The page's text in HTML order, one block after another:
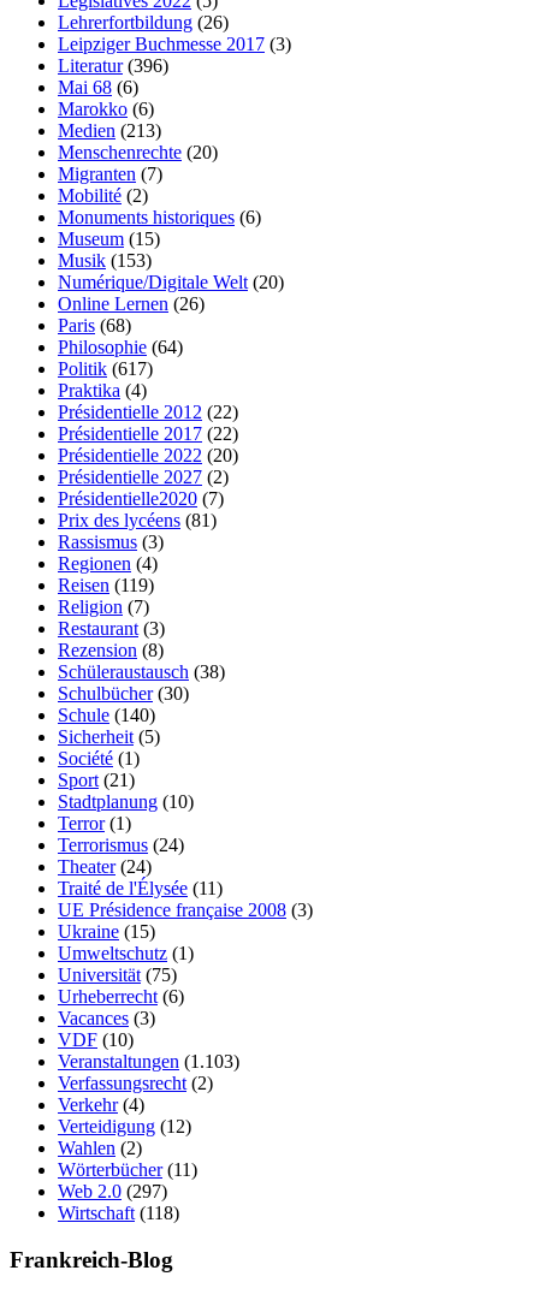
Lehrerfortbildung (26)
Leipziger Buchmesse 2017 (3)
Literatur(396)
Mai 68 (6)
Marokko (6)
Medien (213)
Menschenrechte (20)
Migranten (7)
Mobilité (2)
Monuments historiques (6)
Museum (15)
Musik (153)
Numérique/Digitale Welt (20)
Online Lernen (26)
Paris (68)
Philosophie (64)
Politik (617)
Praktika (4)
Présidentielle 2012 (22)
Présidentielle 2017 (22)
Présidentielle 2022 (20)
Présidentielle 2027 (2)
Présidentielle2020 (7)
Prix des lycéens (81)
Rassismus (3)
Regionen (4)
Reisen (119)
Religion (7)
Restaurant (3)
Rezension (8)
Schüleraustausch (38)
Schulbücher(30)
Schule (140)
Sicherheit (5)
Société (1)
Sport (21)
Stadtplanung (10)
Terror(1)
Terrorismus (24)
Theater(24)
Traité de l'Élysée (11)
UE Présidence française 2008 (3)
Ukraine (15)
Umweltschutz (1)
Universität (75)
Urheberrecht (6)
Vacances (3)
VDF (10)
Veranstaltungen (1.103)
Verfassungsrecht (2)
Verkehr(4)
Verteidigung (12)
Wahlen (2)
Wörterbücher(11)
Web 2.0 (297)
Wirtschaft (118)
Frankreich-Blog